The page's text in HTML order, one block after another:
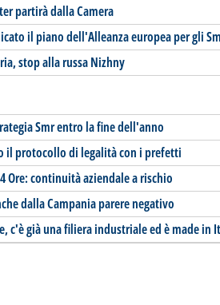
partirà dalla Camera
il piano dell'Alleanza europea per gli
stop alla russa Nizhny
Smr entro la fine dell'anno
il protocollo di legalità con i prefetti
Ore: continuità aziendale a rischio
dalla Campania parere negativo
c'è già una filiera industriale ed è made in